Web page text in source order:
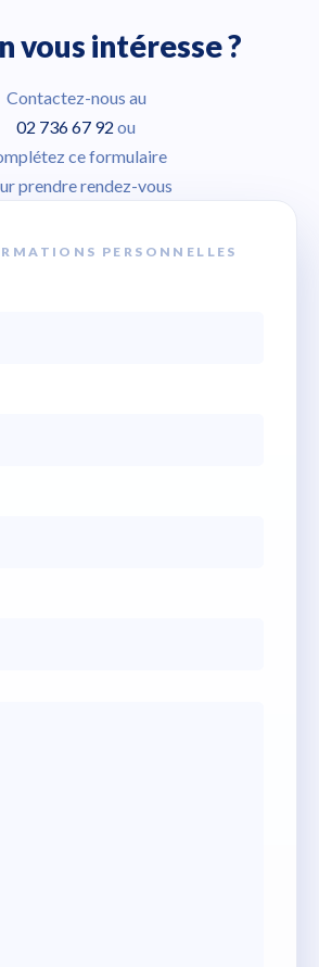
vous intéresse ?
Contactez-nous au
02 736 67 92 ou
ce formulaire
prendre rendez-vous
PERSONNELLES